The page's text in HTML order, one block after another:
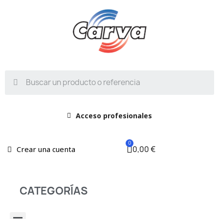
Acceso profesionales
Crear una cuenta 0,00 €
CATEGORÍAS